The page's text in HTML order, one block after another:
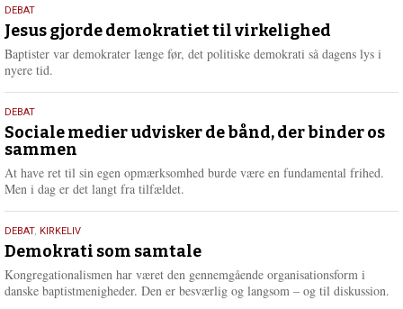
e
e
18.
maj
2026
DEBAT
Jesus gjorde demokratiet til virkelighed
Baptister var demokrater længe før, det politiske demokrati så dagens lys i
nyere tid.
18.
maj
2026
DEBAT
Sociale medier udvisker de bånd, der binder os
sammen
At have ret til sin egen opmærksomhed burde være en fundamental frihed.
Men i dag er det langt fra tilfældet.
18.
maj
2026
DEBAT, KIRKELIV
Demokrati som samtale
Kongregationalismen har været den gennemgående organisationsform i
danske baptistmenigheder. Den er besværlig og langsom – og til diskussion.